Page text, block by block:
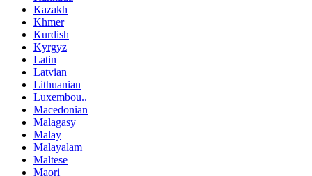
Kazakh
Khmer
Kurdish
Kyrgyz
Latin
Latvian
Lithuanian
Luxembou..
Macedonian
Malagasy
Malay
Malayalam
Maltese
Maori